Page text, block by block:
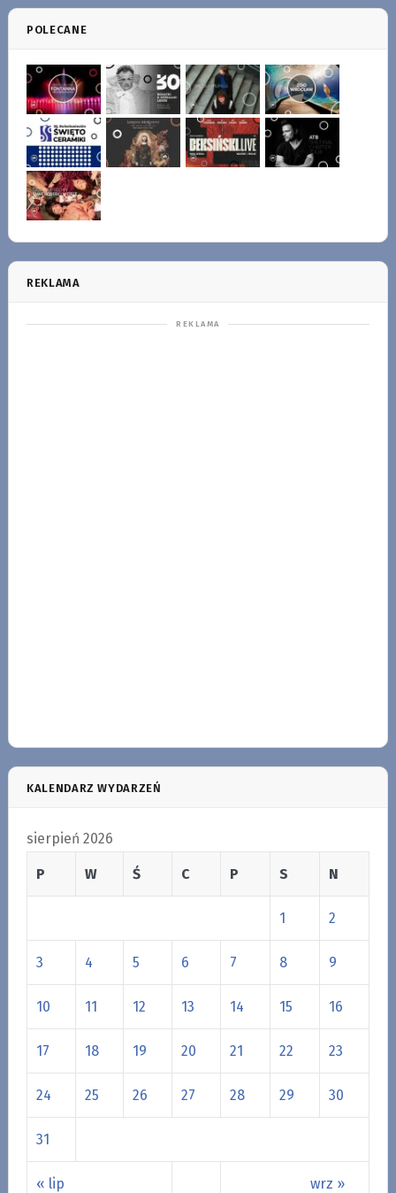
POLECANE
REKLAMA
KALENDARZ WYDARZEŃ
sierpień 2026
P W Ś C P S N
« lip wrz »
1 2
3 4 5 6 7 8 9
10 11 12 13 14 15 16
17 18 19 20 21 22 23
24 25 26 27 28 29 30
31